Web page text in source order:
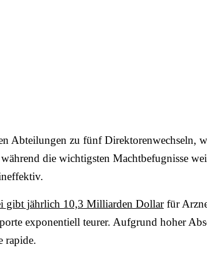
Abteilungen zu fünf Direktorenwechseln,
die wichtigsten Machtbefugnisse
gibt jährlich 10,3 Milliarden Dollarfür
exponentiell teurer. Aufgrund hoher
rapide.